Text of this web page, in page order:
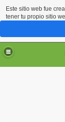
Este sitio web fue
tener tu propio sitio